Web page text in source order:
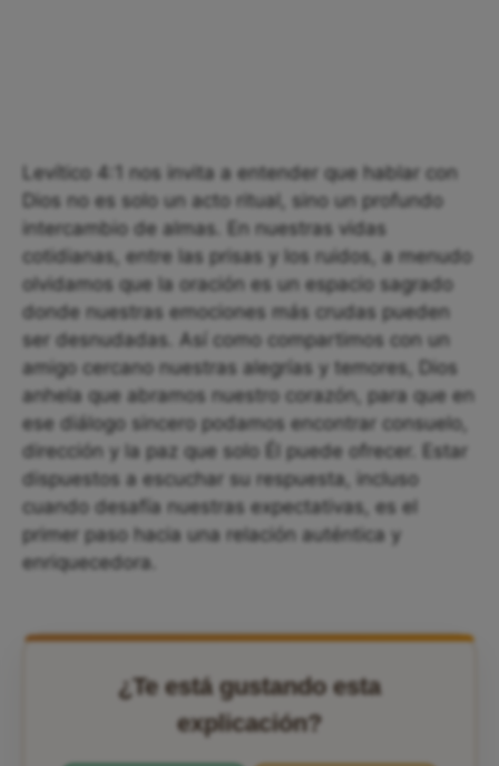
Levítico 4:1 nos invita a entender que hablar con
Dios no es solo un acto ritual, sino un profundo
intercambio de almas. En nuestras vidas
cotidianas, entre las prisas y los ruidos, a menudo
olvidamos que la oración es un espacio sagrado
donde nuestras emociones más crudas pueden
ser desnudadas. Así como compartimos con un
amigo cercano nuestras alegrías y temores, Dios
anhela que abramos nuestro corazón, para que en
ese diálogo sincero podamos encontrar consuelo,
dirección y la paz que solo Él puede ofrecer. Estar
dispuestos a escuchar su respuesta, incluso
cuando desafía nuestras expectativas, es el
primer paso hacia una relación auténtica y
enriquecedora.
¿Te está gustando esta
explicación?